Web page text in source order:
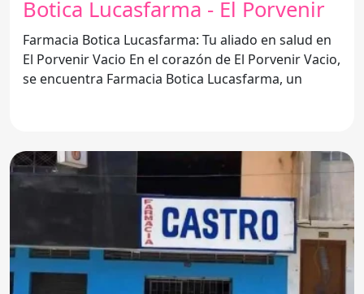
Botica Lucasfarma - El Porvenir
Farmacia Botica Lucasfarma: Tu aliado en salud en
El Porvenir Vacio En el corazón de El Porvenir Vacio,
se encuentra Farmacia Botica Lucasfarma, un